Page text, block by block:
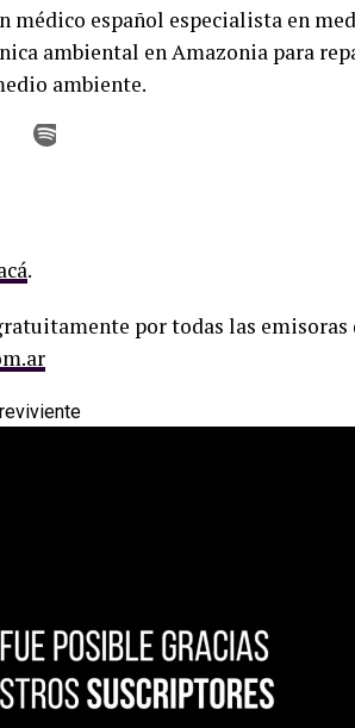
médico español especialista en
ambiental en Amazonia para
ambiente.
.
por todas las emisoras